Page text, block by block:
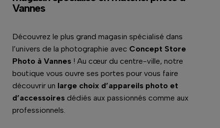
Vannes
Découvrez le plus grand magasin spécialisé dans
l’univers de la photographie avec Concept Store
Photo à Vannes ! Au cœur du centre-ville, notre
boutique vous ouvre ses portes pour vous faire
découvrir un large choix d’appareils photo et
d’accessoires dédiés aux passionnés comme aux
professionnels.